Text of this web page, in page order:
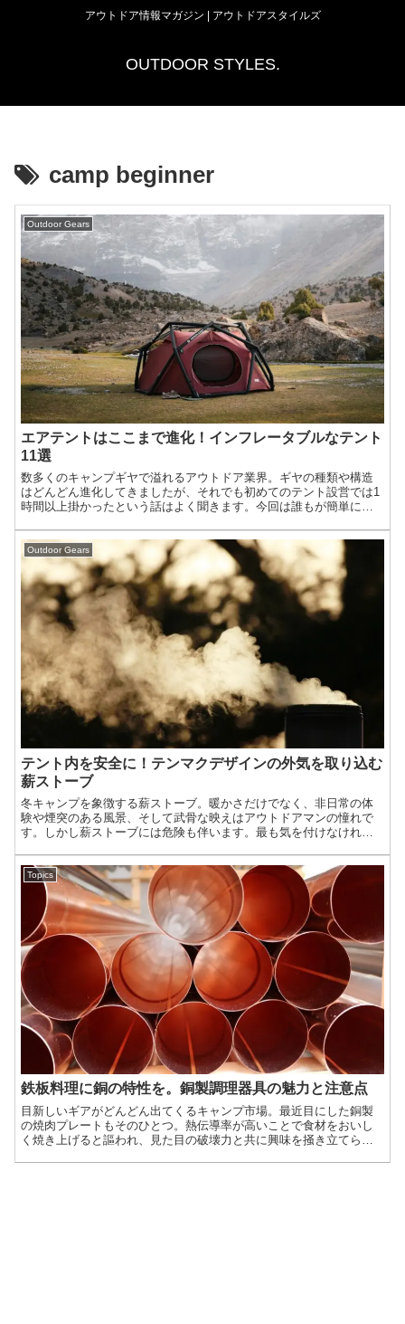
アウトドア情報マガジン | アウトドアスタイルズ
OUTDOOR STYLES.
camp beginner
Outdoor Gears
エアテントはここまで進化！インフレータブルなテント
11選
数多くのキャンプギヤで溢れるアウトドア業界。ギヤの種類や構造
はどんどん進化してきましたが、それでも初めてのテント設営では1
時間以上掛かったという話はよく聞きます。今回は誰もが簡単に短
トを紹介します。
Outdoor Gears
テント内を安全に！テンマクデザインの外気を取り込む
薪ストーブ
冬キャンプを象徴する薪ストーブ。暖かさだけでなく、非日常の体
験や煙突のある風景、そして武骨な映えはアウトドアマンの憧れで
す。しかし薪ストーブには危険も伴います。最も気を付けなければ
Topics
鉄板料理に銅の特性を。銅製調理器具の魅力と注意点
目新しいギアがどんどん出てくるキャンプ市場。最近目にした銅製
の焼肉プレートもそのひとつ。熱伝導率が高いことで食材をおいし
く焼き上げると謳われ、見た目の破壊力と共に興味を掻き立てられ